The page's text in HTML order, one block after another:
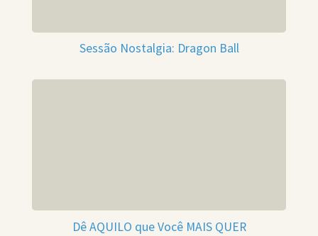
Sessão Nostalgia: Dragon Ball
Dê AQUILO que Você MAIS QUER